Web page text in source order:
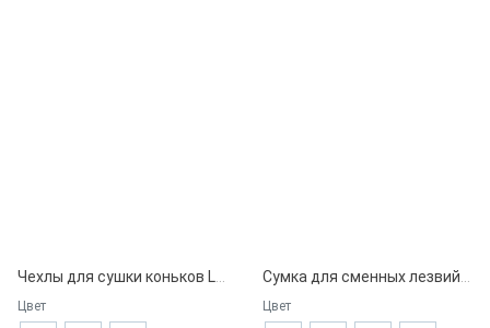
Чехлы для сушки коньков Lowry Sports
Цвет
Сумка для сменных лезвий / Skate Blade Case
Цвет